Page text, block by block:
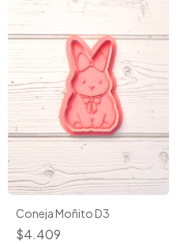
Coneja Moñito D3
$4.409